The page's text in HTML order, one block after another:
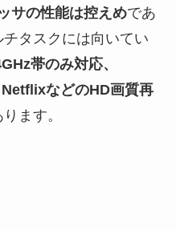
サの性能は控えめであ
タスクには向いてい
帯のみ対応、
などのHD画質再
ます。